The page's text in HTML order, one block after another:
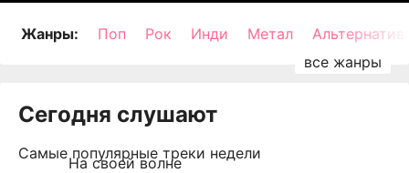
Жанры: Поп Рок Инди Метал
Сегодня слушают
Самые популярные треки недели
На своей волне